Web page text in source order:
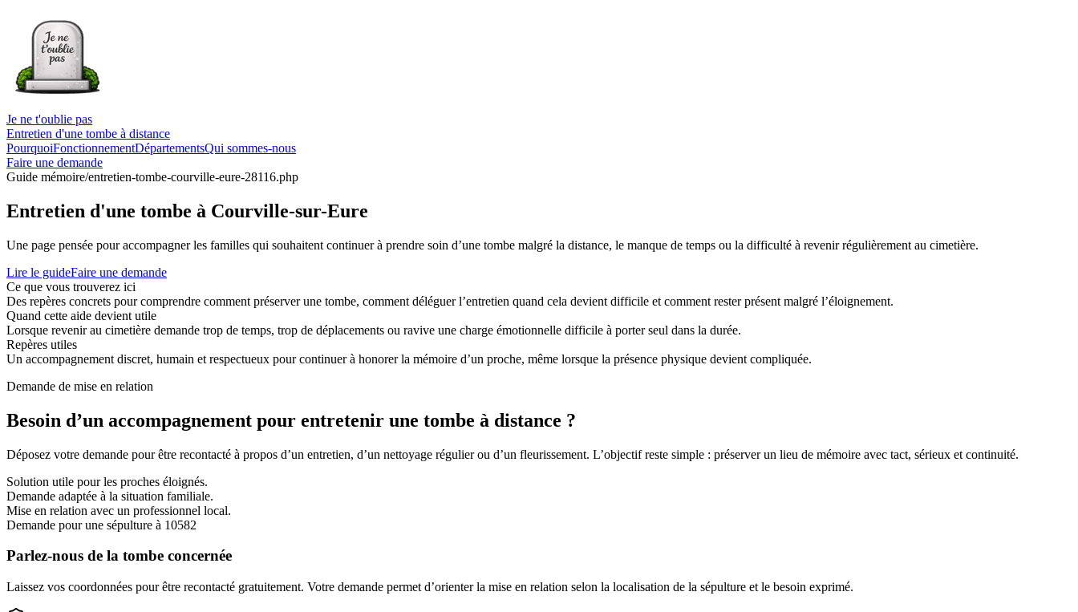
Je ne t'oublie pas
Entretien d'une tombe à distance
PourquoiFonctionnementDépartementsQui sommes-nous
Faire une demande
Guide mémoire/entretien-tombe-courville-eure-28116.php
Entretien d'une tombe à Courville-sur-Eure
Une page pensée pour accompagner les familles qui souhaitent continuer à prendre soin d’une tombe malgré la distance, le manque de temps ou la difficulté à revenir régulièrement au cimetière.
Lire le guideFaire une demande
Ce que vous trouverez ici
Des repères concrets pour comprendre comment préserver une tombe, comment déléguer l’entretien quand cela devient difficile et comment rester présent malgré l’éloignement.
Quand cette aide devient utile
Lorsque revenir au cimetière demande trop de temps, trop de déplacements ou ravive une charge émotionnelle difficile à porter seul dans la durée.
Repères utiles
Un accompagnement discret, humain et respectueux pour continuer à honorer la mémoire d’un proche, même lorsque la présence physique devient compliquée.
Demande de mise en relation
Besoin d’un accompagnement pour entretenir une tombe à distance ?
Déposez votre demande pour être recontacté à propos d’un entretien, d’un nettoyage régulier ou d’un fleurissement. L’objectif reste simple : préserver un lieu de mémoire avec tact, sérieux et continuité.
Solution utile pour les proches éloignés.
Demande adaptée à la situation familiale.
Mise en relation avec un professionnel local.
Demande pour une sépulture à 10582
Parlez-nous de la tombe concernée
Laissez vos coordonnées pour être recontacté gratuitement. Votre demande permet d’orienter la mise en relation selon la localisation de la sépulture et le besoin exprimé.